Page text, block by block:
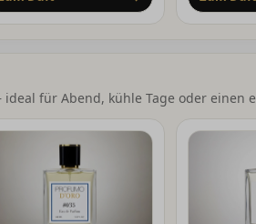
ideal für Abend, kühle Tage oder einen